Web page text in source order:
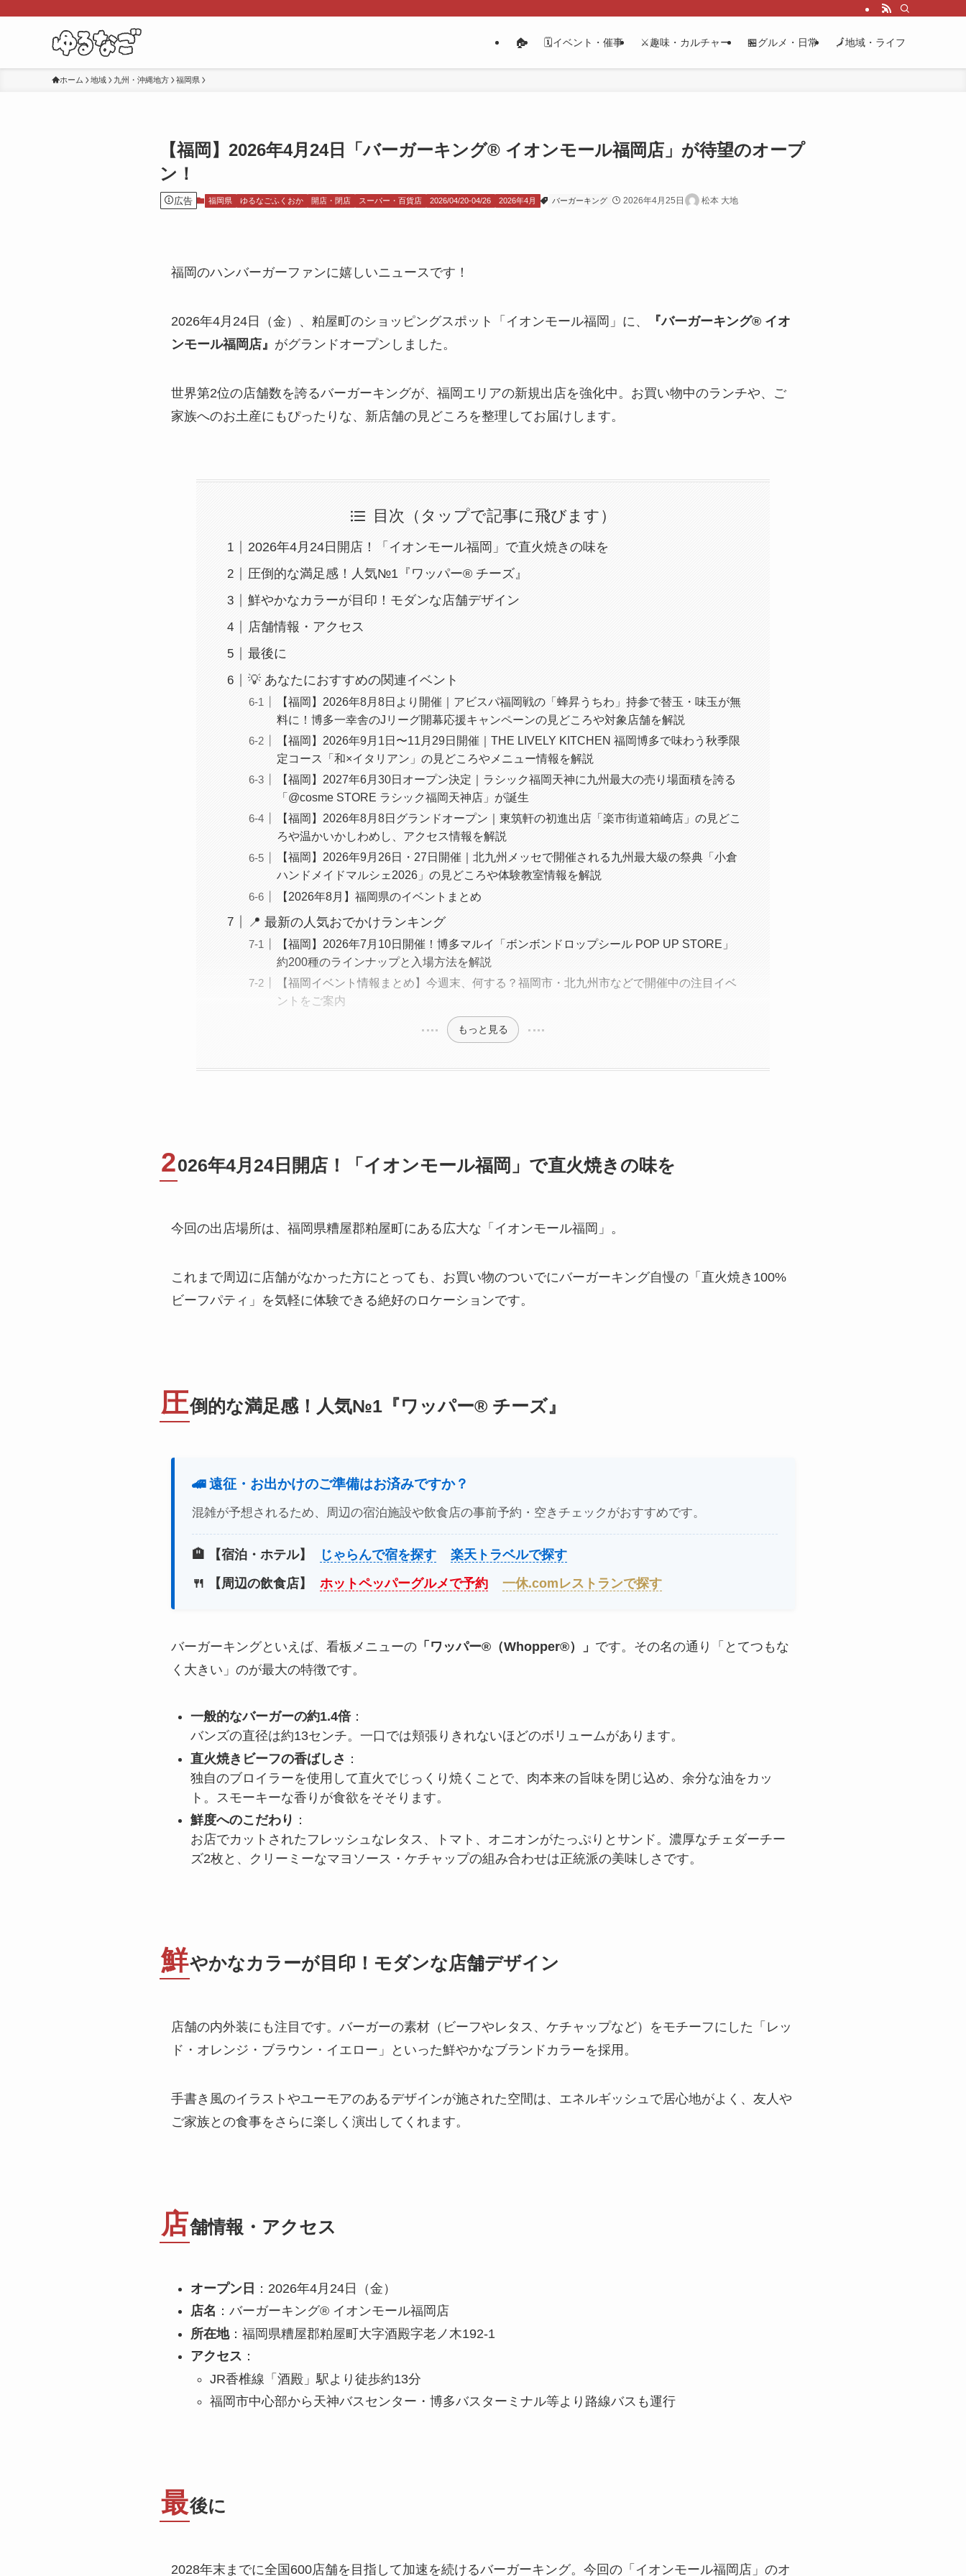
🏠 🗓️イベント・催事 ⚔️趣味・カルチャー 🏪グルメ・日常 🗾地域・ライフ
ホーム 地域 九州・沖縄地方 福岡県
【福岡】2026年4月24日「バーガーキング® イオンモール福岡店」が待望のオープ
ン！
広告 福岡県 ゆるなごふくおか 開店・閉店 スーパー・百貨店 2026/04/20-04/26 2026年4月 バーガーキング 2026年4月25日 松本 大地
福岡のハンバーガーファンに嬉しいニュースです！
2026年4月24日（金）、粕屋町のショッピングスポット「イオンモール福岡」に、
『バーガーキング® イオ
ンモール福岡店』 がグランドオープンしました。
世界第2位の店舗数を誇るバーガーキングが、福岡エリアの新規出店を強化中。お買い物中のランチや、ご
家族へのお土産にもぴったりな、新店舗の見どころを整理してお届けします。
目次（タップで記事に飛びます）
2026年4月24日開店！「イオンモール福岡」で直火焼きの味を
圧倒的な満足感！人気№1『ワッパー® チーズ』
鮮やかなカラーが目印！モダンな店舗デザイン
店舗情報・アクセス
最後に
💡 あなたにおすすめの関連イベント
【福岡】2026年8月8日より開催｜アビスパ福岡戦の「蜂昇うちわ」持参で替玉・味玉が無
料に！博多一幸舎のJリーグ開幕応援キャンペーンの見どころや対象店舗を解説
【福岡】2026年9月1日〜11月29日開催｜THE LIVELY KITCHEN 福岡博多で味わう秋季限
定コース「和×イタリアン」の見どころやメニュー情報を解説
【福岡】2027年6月30日オープン決定｜ラシック福岡天神に九州最大の売り場面積を誇る
「@cosme STORE ラシック福岡天神店」が誕生
【福岡】2026年8月8日グランドオープン｜東筑軒の初進出店「楽市街道箱崎店」の見どこ
ろや温かいかしわめし、アクセス情報を解説
【福岡】2026年9月26日・27日開催｜北九州メッセで開催される九州最大級の祭典「小倉
ハンドメイドマルシェ2026」の見どころや体験教室情報を解説
【2026年8月】福岡県のイベントまとめ
📍 最新の人気おでかけランキング
【福岡】2026年7月10日開催！博多マルイ「ボンボンドロップシール POP UP STORE」
約200種のラインナップと入場方法を解説
【福岡イベント情報まとめ】今週末、何する？福岡市・北九州市などで開催中の注目イベ
ントをご案内
もっと見る
2026年4月24日開店！「イオンモール福岡」で直火焼きの味を
今回の出店場所は、福岡県糟屋郡粕屋町にある広大な「イオンモール福岡」。
これまで周辺に店舗がなかった方にとっても、お買い物のついでにバーガーキング自慢の「直火焼き100%
ビーフパティ」を気軽に体験できる絶好のロケーションです。
圧倒的な満足感！人気№1『ワッパー® チーズ』
🚄 遠征・お出かけのご準備はお済みですか？
混雑が予想されるため、周辺の宿泊施設や飲食店の事前予約・空きチェックがおすすめです。
🏨 【宿泊・ホテル】 じゃらんで宿を探す
楽天トラベルで探す
🍴 【周辺の飲食店】
ホットペッパーグルメで予約 一休.comレストランで探す
バーガーキングといえば、看板メニューの 「ワッパー®（Whopper®）」 です。その名の通り「とてつもな
く大きい」のが最大の特徴です。
一般的なバーガーの約1.4倍：
バンズの直径は約13センチ。一口では頬張りきれないほどのボリュームがあります。
直火焼きビーフの香ばしさ ：
独自のブロイラーを使用して直火でじっくり焼くことで、肉本来の旨味を閉じ込め、余分な油をカッ
ト。スモーキーな香りが食欲をそそります。
鮮度へのこだわり ：
お店でカットされたフレッシュなレタス、トマト、オニオンがたっぷりとサンド。濃厚なチェダーチー
ズ2枚と、クリーミーなマヨソース・ケチャップの組み合わせは正統派の美味しさです。
鮮やかなカラーが目印！モダンな店舗デザイン
店舗の内外装にも注目です。バーガーの素材（ビーフやレタス、ケチャップなど）をモチーフにした「レッ
ド・オレンジ・ブラウン・イエロー」といった鮮やかなブランドカラーを採用。
手書き風のイラストやユーモアのあるデザインが施された空間は、エネルギッシュで居心地がよく、友人や
ご家族との食事をさらに楽しく演出してくれます。
店舗情報・アクセス
オープン日 ：2026年4月24日（金）
店名 ：バーガーキング® イオンモール福岡店
所在地：福岡県糟屋郡粕屋町大字酒殿字老ノ木192-1
アクセス ：
JR香椎線「酒殿」駅より徒歩約13分
福岡市中心部から天神バスセンター・博多バスターミナル等より路線バスも運行
最後に
2028年末までに全国600店舗を目指して加速を続けるバーガーキング。今回の「イオンモール福岡店」のオ